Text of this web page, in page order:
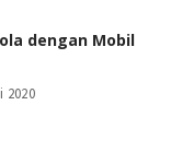
dengan Mobil
2020